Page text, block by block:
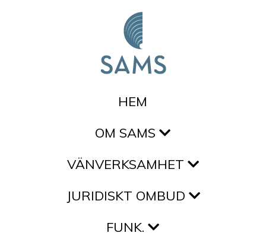
HEM
OM SAMS
VÄNVERKSAMHET
JURIDISKT OMBUD
FUNK.